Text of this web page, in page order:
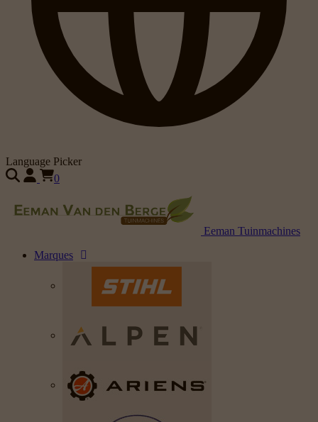
Language Picker
0
Eeman Tuinmachines
Marques